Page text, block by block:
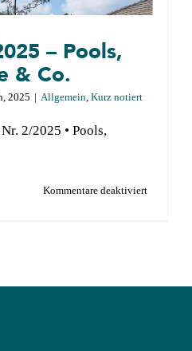
Öfen
– Pools,
& Co.
2025 | Allgemein, Kurz notiert
2/2025 • Pools,
Kommentare deaktiviertfür